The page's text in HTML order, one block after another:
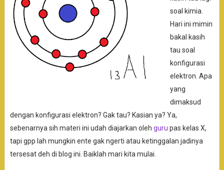
soal kimia.
Hari ini mimin
bakal kasih
tau soal
konfigurasi
elektron. Apa
yang
dimaksud
dengan konfigurasi elektron? Gak tau? Kasian ya? Ya,
sebenarnya sih materi ini udah diajarkan oleh guru pas kelas X,
tapi gpp lah mungkin ente gak ngerti atau ketinggalan jadinya
tersesat deh di blog ini. Baiklah mari kita mulai.